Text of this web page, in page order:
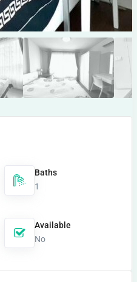
Baths
1
Available
No